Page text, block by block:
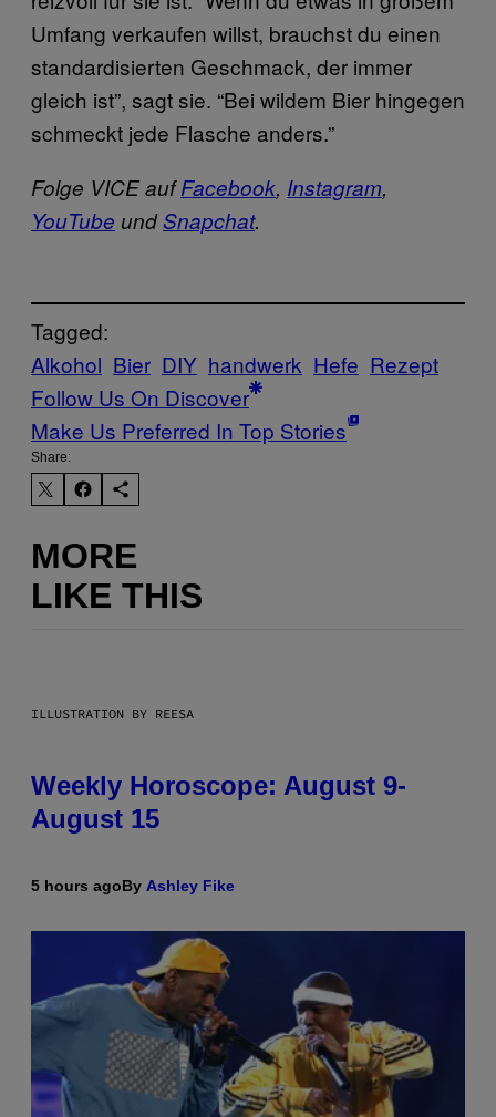
Umfang verkaufen willst, brauchst du einen
standardisierten Geschmack, der immer
gleich ist”, sagt sie. “Bei wildem Bier hingegen
schmeckt jede Flasche anders.”
Folge VICE aufFacebook, Instagram,
YouTube undSnapchat.
Tagged:
Alkohol Bier DIY handwerk Hefe Rezept
Follow Us On Discover
Make Us Preferred In Top Stories
Share:
MORE
LIKE THIS
ILLUSTRATION BY REESA
Weekly Horoscope: August 9-
August 15
5 hours agoBy Ashley Fike